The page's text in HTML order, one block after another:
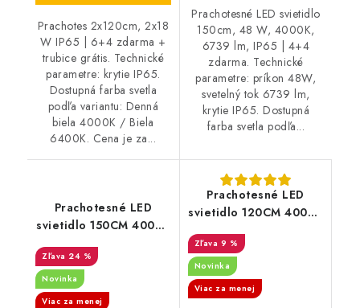
Prachotes 2x120cm, 2x18
W IP65 | 6+4 zdarma +
trubice grátis. Technické
parametre: krytie IP65.
Dostupná farba svetla
podľa variantu: Denná
biela 4000K / Biela
6400K. Cena je za...
Prachotesné LED svietidlo
150cm, 48 W, 4000K,
6739 lm, IP65 | 4+4
zdarma. Technické
parametre: príkon 48W,
svetelný tok 6739 lm,
krytie IP65. Dostupná
farba svetla podľa...
Prachotesné LED
svietidlo 150CM 4000K
Waldo
24 %
Novinka
Viac za menej
Prachotesné LED
svietidlo 120CM 4000K
Waldo
9 %
Novinka
Viac za menej